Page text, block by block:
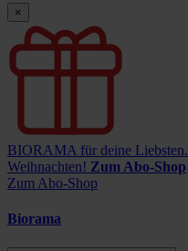
×
BIORAMA für deine Liebsten.
Weihnachten! Zum Abo-Shop
Zum Abo-Shop
Biorama